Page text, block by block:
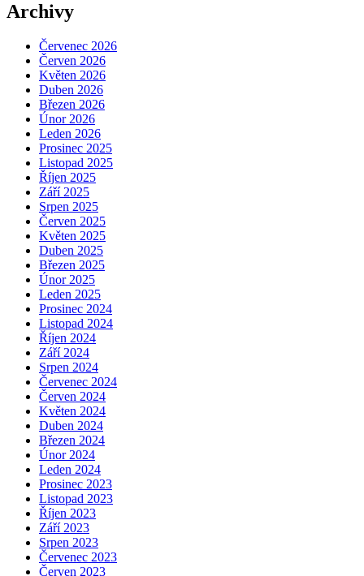
Archivy
Červenec 2026
Červen 2026
Květen 2026
Duben 2026
Březen 2026
Únor 2026
Leden 2026
Prosinec 2025
Listopad 2025
Říjen 2025
Září 2025
Srpen 2025
Červen 2025
Květen 2025
Duben 2025
Březen 2025
Únor 2025
Leden 2025
Prosinec 2024
Listopad 2024
Říjen 2024
Září 2024
Srpen 2024
Červenec 2024
Červen 2024
Květen 2024
Duben 2024
Březen 2024
Únor 2024
Leden 2024
Prosinec 2023
Listopad 2023
Říjen 2023
Září 2023
Srpen 2023
Červenec 2023
Červen 2023